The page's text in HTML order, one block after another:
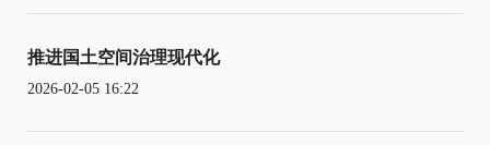
推进国土空间治理现代化
2026-02-05 16:22